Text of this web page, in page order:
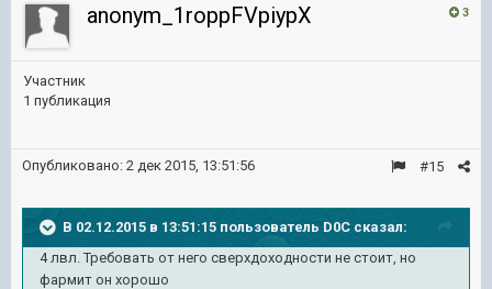
3
anonym_1roppFVpiypX
Участник
1 публикация
#15
Опубликовано: 2 дек 2015, 13:51:56
В 02.12.2015 в 13:51:15 пользователь D0C сказал:
4 лвл. Требовать от него сверхдоходности не стоит, но
фармит он хорошо